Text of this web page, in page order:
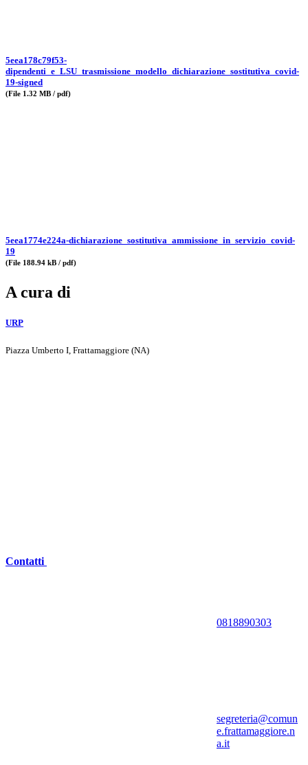
5eea178c79f53-
dipendenti_e_LSU_trasmissione_modello_dichiarazione_sostitutiva_covid-
19-signed
(File 1.32 MB / pdf)
5eea1774e224a-dichiarazione_sostitutiva_ammissione_in_servizio_covid-
19
(File 188.94 kB / pdf)
A cura di
URP
Piazza Umberto I, Frattamaggiore (NA)
Contatti
0818890303
segreteria@comun
e.frattamaggiore.n
a.it